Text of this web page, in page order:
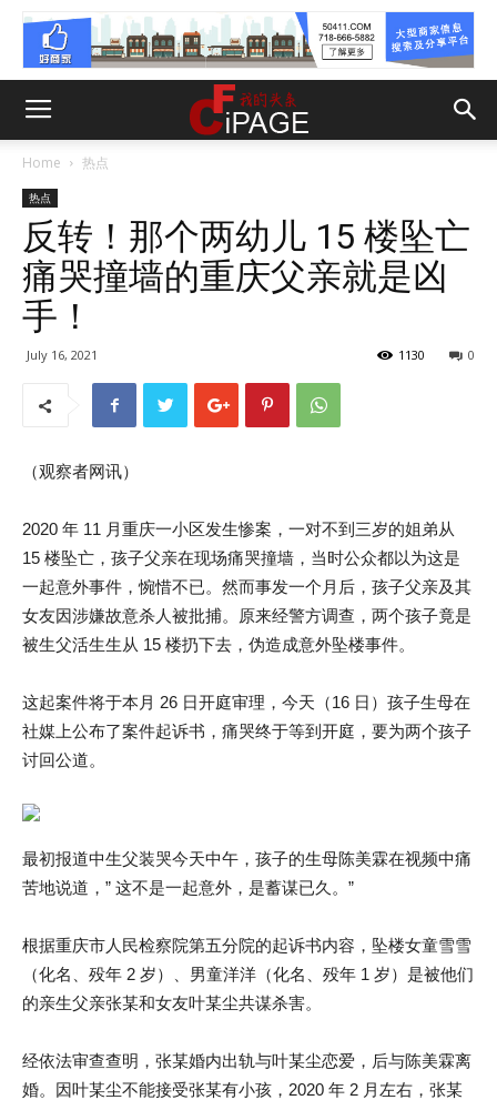
Home 热点
热点
反转！那个两幼儿 15 楼坠亡
痛哭撞墙的重庆父亲就是凶
手！
July 16, 2021 0
1130
（观察者网讯）
2020 年 11 月重庆一小区发生惨案，一对不到三岁的姐弟从
15 楼坠亡，孩子父亲在现场痛哭撞墙，当时公众都以为这是
一起意外事件，惋惜不已。然而事发一个月后，孩子父亲及其
女友因涉嫌故意杀人被批捕。原来经警方调查，两个孩子竟是
被生父活生生从 15 楼扔下去，伪造成意外坠楼事件。
这起案件将于本月 26 日开庭审理，今天（16 日）孩子生母在
社媒上公布了案件起诉书，痛哭终于等到开庭，要为两个孩子
讨回公道。
最初报道中生父装哭今天中午，孩子的生母陈美霖在视频中痛
苦地说道，” 这不是一起意外，是蓄谋已久。”
根据重庆市人民检察院第五分院的起诉书内容，坠楼女童雪雪
（化名、殁年 2 岁）、男童洋洋（化名、殁年 1 岁）是被他们
的亲生父亲张某和女友叶某尘共谋杀害。
经依法审查查明，张某婚内出轨与叶某尘恋爱，后与陈美霖离
婚。因叶某尘不能接受张某有小孩，2020 年 2 月左右，张某